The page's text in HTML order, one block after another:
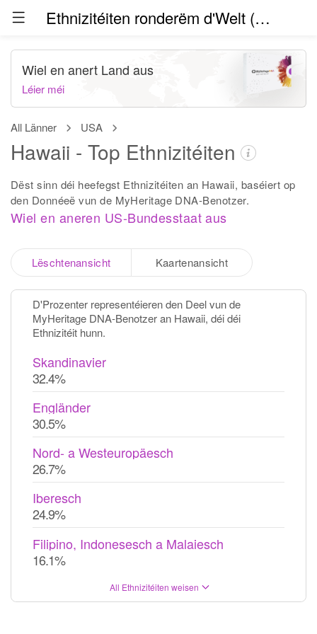
Ethnizitéiten ronderëm d'Welt (Beta)
All Länner USA
Hawaii - Top Ethnizitéiten
Dëst sinn déi heefegst Ethnizitéiten an Hawaii, baséiert op
den Donnéeë vun de MyHeritage DNA-Benotzer.
Wiel en aneren US-Bundesstaat aus
Wiel en anert Land aus
Léier méi
Lëschtenansicht Kaartenansicht
D'Prozenter representéieren den Deel vun de
MyHeritage DNA-Benotzer an Hawaii, déi déi
Ethnizitéit hunn.
Skandinavier
32.4%
Engländer
30.5%
Nord- a Westeuropäesch
26.7%
Iberesch
24.9%
Filipino, Indonesesch a Malaiesch
16.1%
All Ethnizitéiten weisen